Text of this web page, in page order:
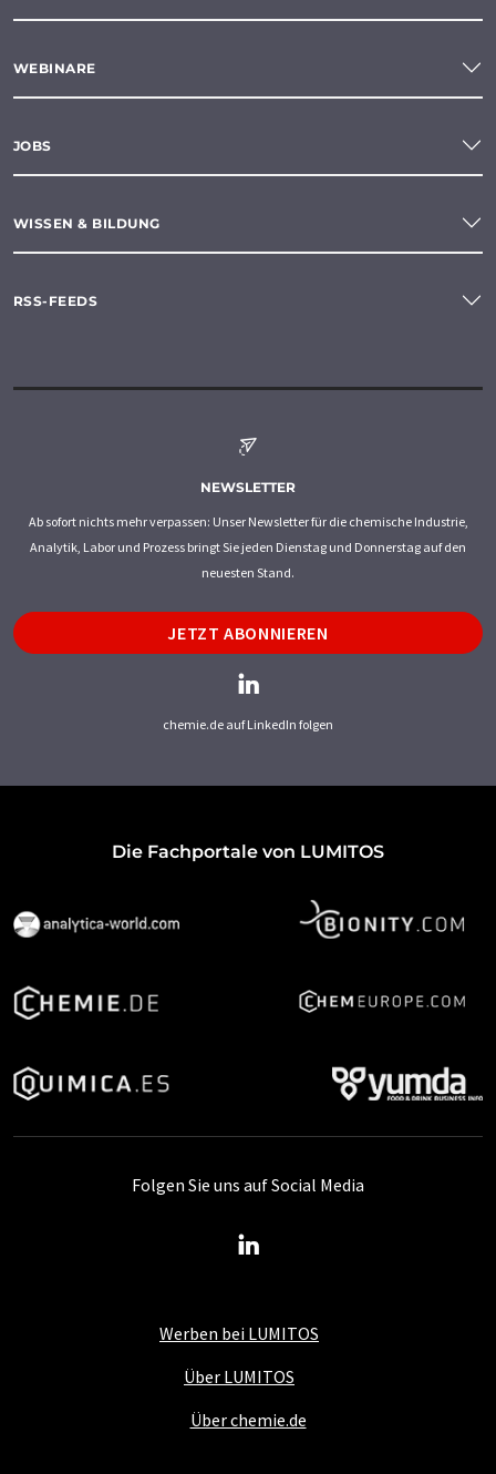
WEBINARE
JOBS
WISSEN & BILDUNG
RSS-FEEDS
NEWSLETTER
Ab sofort nichts mehr verpassen: Unser Newsletter für die chemische Industrie,
Analytik, Labor und Prozess bringt Sie jeden Dienstag und Donnerstag auf den
neuesten Stand.
JETZT ABONNIEREN
chemie.de auf LinkedIn folgen
Die Fachportale von LUMITOS
Werben bei LUMITOS
Über LUMITOS
Über chemie.de
Folgen Sie uns auf Social Media